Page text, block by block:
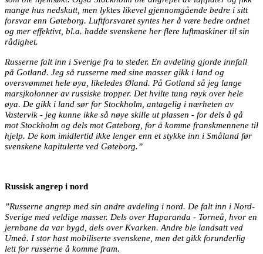
mange hus nedskutt, men lyktes likevel gjennomgående bedre i sitt
forsvar enn Gøteborg. Luftforsvaret syntes her å være bedre ordnet
og mer effektivt, bl.a. hadde svenskene her flere luftmaskiner til sin
rådighet.
Russerne falt inn i Sverige fra to steder. En avdeling gjorde innfall
på Gotland. Jeg så russerne med sine masser gikk i land og
oversvømmet hele øya, likeledes Øland. På Gotland så jeg lange
marsjkolonner av russiske tropper. Det hvilte tung røyk over hele
øya. De gikk i land sør for Stockholm, antagelig i nærheten av
Vastervik - jeg kunne ikke så nøye skille ut plassen - for dels å gå
mot Stockholm og dels mot Gøteborg, for å komme franskmennene til
hjelp. De kom imidlertid ikke lenger enn et stykke inn i Småland før
svenskene kapitulerte ved Gøteborg.”
Russisk angrep i nord
”Russerne angrep med sin andre avdeling i nord. De falt inn i Nord-
Sverige med veldige masser. Dels over Haparanda - Torneå, hvor en
jernbane da var bygd, dels over Kvarken. Andre ble landsatt ved
Umeå. I stor hast mobiliserte svenskene, men det gikk forunderlig
lett for russerne å komme fram.